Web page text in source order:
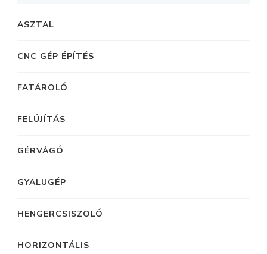
ASZTAL
CNC GÉP ÉPÍTÉS
FATÁROLÓ
FELÚJÍTÁS
GÉRVÁGÓ
GYALUGÉP
HENGERCSISZOLÓ
HORIZONTÁLIS